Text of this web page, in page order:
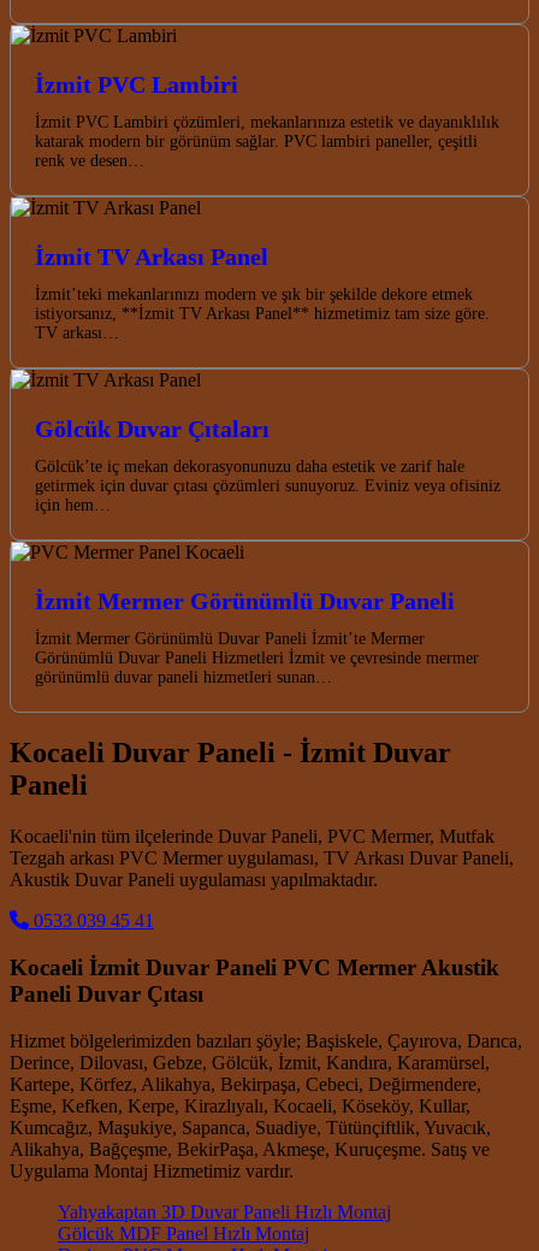
İzmit PVC Lambiri
İzmit PVC Lambiri çözümleri, mekanlarınıza estetik ve dayanıklılık
katarak modern bir görünüm sağlar. PVC lambiri paneller, çeşitli
renk ve desen…
İzmit TV Arkası Panel
İzmit’teki mekanlarınızı modern ve şık bir şekilde dekore etmek
istiyorsanız, **İzmit TV Arkası Panel** hizmetimiz tam size göre.
TV arkası…
Gölcük Duvar Çıtaları
Gölcük’te iç mekan dekorasyonunuzu daha estetik ve zarif hale
getirmek için duvar çıtası çözümleri sunuyoruz. Eviniz veya ofisiniz
için hem…
İzmit Mermer Görünümlü Duvar Paneli
İzmit Mermer Görünümlü Duvar Paneli İzmit’te Mermer
Görünümlü Duvar Paneli Hizmetleri İzmit ve çevresinde mermer
görünümlü duvar paneli hizmetleri sunan…
Kocaeli Duvar Paneli - İzmit Duvar
Paneli
Kocaeli'nin tüm ilçelerinde Duvar Paneli, PVC Mermer, Mutfak
Tezgah arkası PVC Mermer uygulaması, TV Arkası Duvar Paneli,
Akustik Duvar Paneli uygulaması yapılmaktadır.
0533 039 45 41
Kocaeli İzmit Duvar Paneli PVC Mermer Akustik
Paneli Duvar Çıtası
Hizmet bölgelerimizden bazıları şöyle; Başiskele, Çayırova, Darıca,
Derince, Dilovası, Gebze, Gölcük, İzmit, Kandıra, Karamürsel,
Kartepe, Körfez, Alikahya, Bekirpaşa, Cebeci, Değirmendere,
Eşme, Kefken, Kerpe, Kirazlıyalı, Kocaeli, Köseköy, Kullar,
Kumcağız, Maşukiye, Sapanca, Suadiye, Tütünçiftlik, Yuvacık,
Alikahya, Bağçeşme, BekirPaşa, Akmeşe, Kuruçeşme. Satış ve
Uygulama Montaj Hizmetimiz vardır.
Yahyakaptan 3D Duvar Paneli Hızlı Montaj
Gölcük MDF Panel Hızlı Montaj